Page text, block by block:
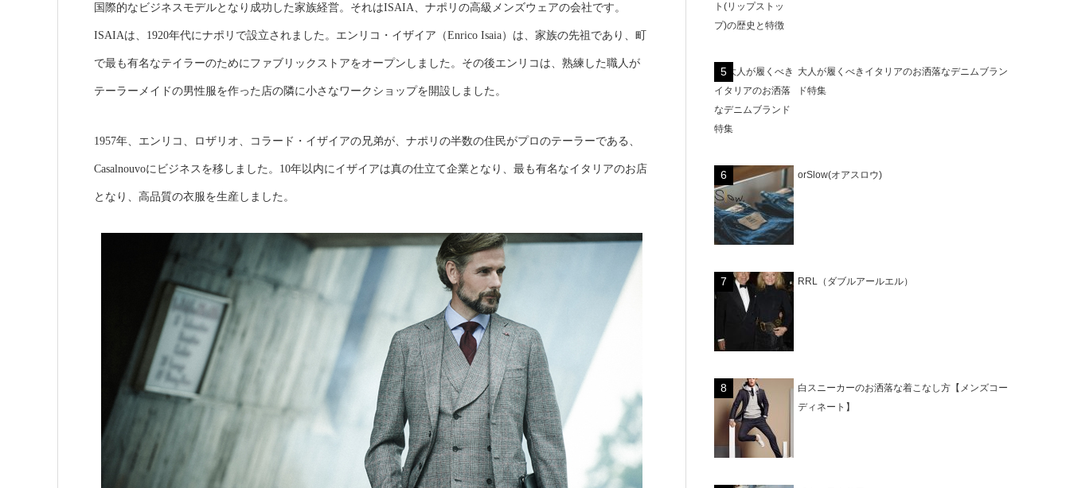
国際的なビジネスモデルとなり成功した家族経営。それはISAIA、ナポリの高級メンズウェアの会社です。
ISAIAは、1920年代にナポリで設立されました。エンリコ・イザイア（Enrico Isaia）は、家族の先祖であり、町
で最も有名なテイラーのためにファブリックストアをオープンしました。その後エンリコは、熟練した職人が
テーラーメイドの男性服を作った店の隣に小さなワークショップを開設しました。
1957年、エンリコ、ロザリオ、コラード・イザイアの兄弟が、ナポリの半数の住民がプロのテーラーである、
Casalnouvoにビジネスを移しました。10年以内にイザイアは真の仕立て企業となり、最も有名なイタリアのお店
となり、高品質の衣服を生産しました。
大人が履くべきイタリアのお洒落なデニムブラン
ド特集
orSlow(オアスロウ)
RRL（ダブルアールエル）
白スニーカーのお洒落な着こなし方【メンズコー
ディネート】